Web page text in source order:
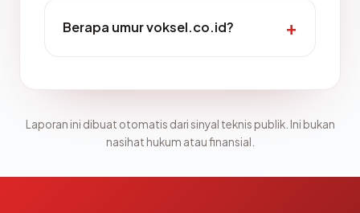
Berapa umur voksel.co.id?
Laporan ini dibuat otomatis dari sinyal teknis publik. Ini bukan
nasihat hukum atau finansial.